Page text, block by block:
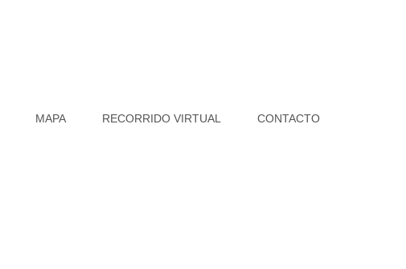
MAPA RECORRIDO VIRTUAL CONTACTO